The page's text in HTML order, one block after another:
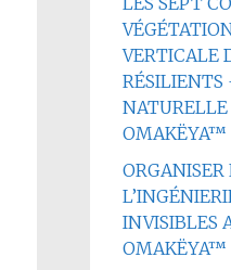
VERTICALE
RÉSILIENTS
OMAKËYA™
ORGANISER
INVISIBLES
OMAKËYA™